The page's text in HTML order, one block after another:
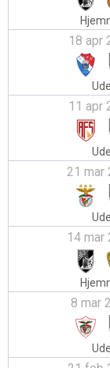
18 apr
Ude
11 apr
Ude
21 mar
Ude
14 mar
8 mar
Ude